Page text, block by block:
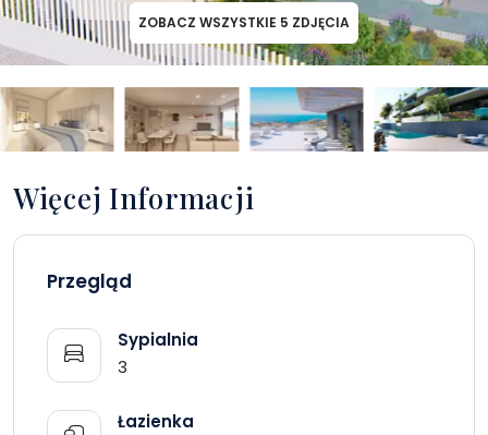
ZOBACZ WSZYSTKIE 5 ZDJĘCIA
Więcej Informacji
Przegląd
Sypialnia
3
Łazienka